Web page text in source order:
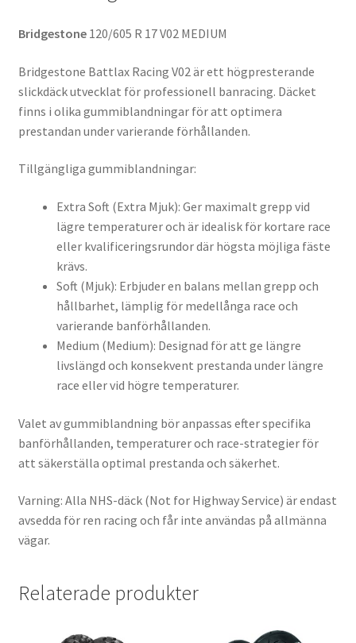
Bridgestone 120/605 R 17 V02 MEDIUM
Bridgestone Battlax Racing V02 är ett högpresterande
slickdäck utvecklat för professionell banracing. Däcket
finns i olika gummiblandningar för att optimera
prestandan under varierande förhållanden.
Tillgängliga gummiblandningar:
Extra Soft (Extra Mjuk): Ger maximalt grepp vid
lägre temperaturer och är idealisk för kortare race
eller kvalificeringsrundor där högsta möjliga fäste
krävs.
Soft (Mjuk): Erbjuder en balans mellan grepp och
hållbarhet, lämplig för medellånga race och
varierande banförhållanden.
Medium (Medium): Designad för att ge längre
livslängd och konsekvent prestanda under längre
race eller vid högre temperaturer.
Valet av gummiblandning bör anpassas efter specifika
banförhållanden, temperaturer och race-strategier för
att säkerställa optimal prestanda och säkerhet.
Varning: Alla NHS-däck (Not for Highway Service) är endast
avsedda för ren racing och får inte användas på allmänna
vägar.
Relaterade produkter